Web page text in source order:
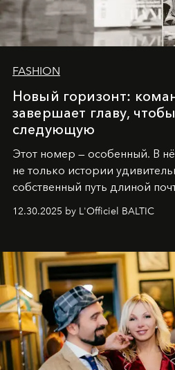
FASHION
Новый горизонт:
завершает главу,
следующую
Этот номер — особенный. В
не только истории
собственный путь длиной
Вместо привычного
души говорим спасибо
самыми искренними
командаL’Officiel Baltic .
12.30.2025 by L'Officiel BALTIC